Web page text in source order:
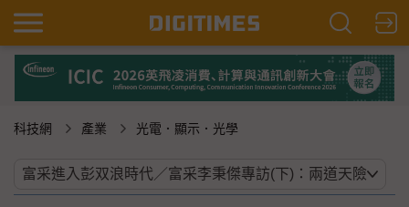
科技網 產業 光電．顯示．光學